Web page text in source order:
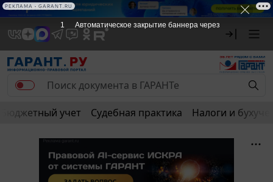
Бюджетный учет Судебная практика Налоги и
1 Автоматическое закрытие баннера через
РЕКЛАМА • GARANT.RU